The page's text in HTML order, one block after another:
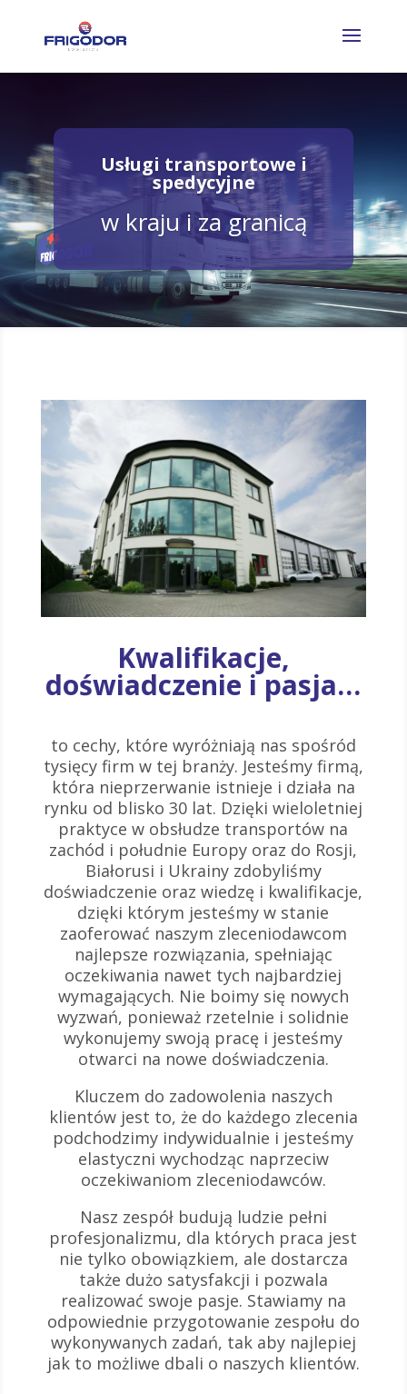
Usługi transportowe i
spedycyjne
w kraju i za granicą
Kwalifikacje,
doświadczenie i pasja…
to cechy, które wyróżniają nas spośród
tysięcy firm w tej branży. Jesteśmy firmą,
która nieprzerwanie istnieje i działa na
rynku od blisko 30 lat. Dzięki wieloletniej
praktyce w obsłudze transportów na
zachód i południe Europy oraz do Rosji,
Białorusi i Ukrainy zdobyliśmy
doświadczenie oraz wiedzę i kwalifikacje,
dzięki którym jesteśmy w stanie
zaoferować naszym zleceniodawcom
najlepsze rozwiązania, spełniając
oczekiwania nawet tych najbardziej
wymagających. Nie boimy się nowych
wyzwań, ponieważ rzetelnie i solidnie
wykonujemy swoją pracę i jesteśmy
otwarci na nowe doświadczenia.
Kluczem do zadowolenia naszych
klientów jest to, że do każdego zlecenia
podchodzimy indywidualnie i jesteśmy
elastyczni wychodząc naprzeciw
oczekiwaniom zleceniodawców.
Nasz zespół budują ludzie pełni
profesjonalizmu, dla których praca jest
nie tylko obowiązkiem, ale dostarcza
także dużo satysfakcji i pozwala
realizować swoje pasje. Stawiamy na
odpowiednie przygotowanie zespołu do
wykonywanych zadań, tak aby najlepiej
jak to możliwe dbali o naszych klientów.